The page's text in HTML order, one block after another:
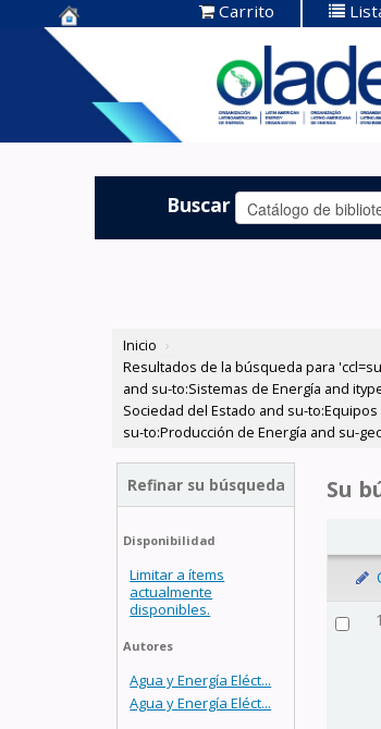
Centro de
Documentación
OLADE -
Carrito
Buscar
Inicio ›
Resultados de la búsqueda para
and su-to:Sistemas de Energía and
Sociedad del Estado and su-
su-to:Producción de Energía and su-
Refinar su búsqueda
Disponibilidad
Limitar a ítems
actualmente
disponibles.
Autores
Agua y Energía Eléct...
Agua y Energía Eléct...
Su